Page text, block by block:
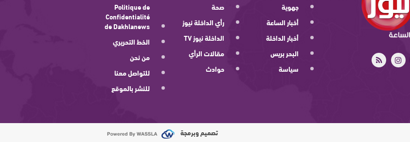
جهوية
أخبار الساعة
أخبار الداخلة
البحر بريس
سياسة
صحة
رأي الداخلة نيوز
الداخلة نيوز TV
مقالات الرأي
حوادث
Politique de
Confidentialité
de Dakhlanews
الخط التحريري
من نحن
للتواصل معنا
للنشر بالموقع
تصميم وبرمجة